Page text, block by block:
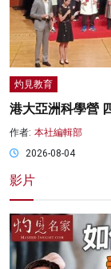
灼見教育
港大亞洲科學營
作者: 本社編輯部
2026-08-04
影片